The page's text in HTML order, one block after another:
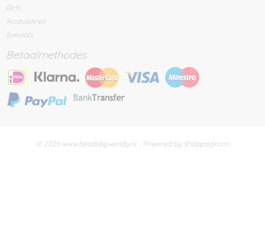
Girls
Accessoires
Specials
Betaalmethodes
© 2026 www.beadsbywendy.nl - Powered by Shoppagina.nl